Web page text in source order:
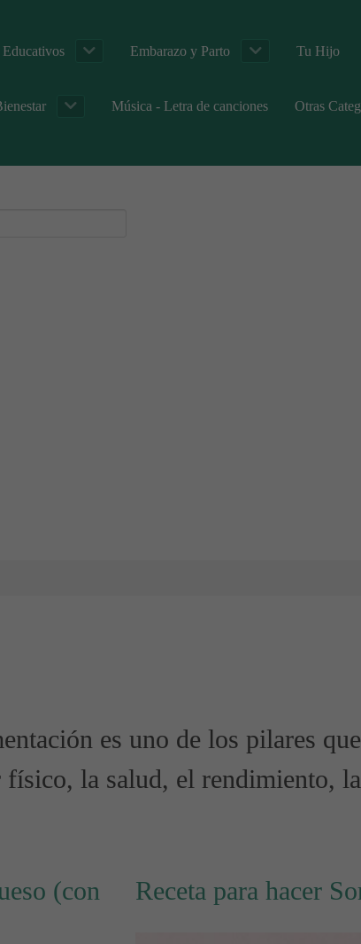
Educativos Embarazo y Parto Tu Hijo
Música - Letra de canciones Otras
es uno de los pilares
la salud, el rendimiento,
(con
Receta para hacer